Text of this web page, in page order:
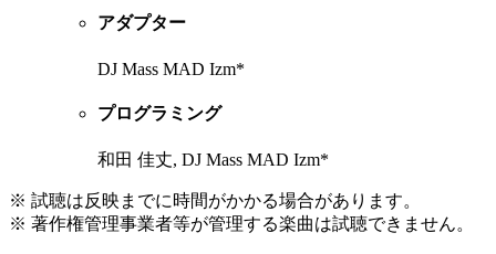
アダプター
DJ Mass MAD Izm*
プログラミング
和田 佳丈, DJ Mass MAD Izm*
※ 試聴は反映までに時間がかかる場合があります。
※ 著作権管理事業者等が管理する楽曲は試聴できません。